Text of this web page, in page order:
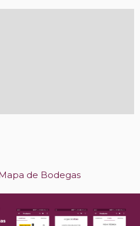
de Bodegas